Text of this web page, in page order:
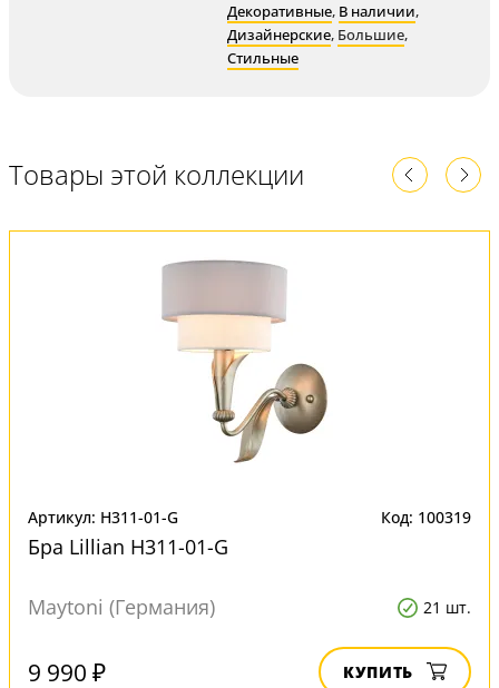
Декоративные, В наличии,
Дизайнерские, Большие,
Стильные
Товары этой коллекции
Артикул: H311-01-G Код: 100319
Бра Lillian H311-01-G
Maytoni (Германия) 21 шт.
9 990 ₽ КУПИТЬ